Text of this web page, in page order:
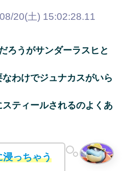
20(土) 15:02:28.11
ろうがサンダーラスヒと
わけでジュナカスがいら
ティールされるのよくあ
浸っちゃう